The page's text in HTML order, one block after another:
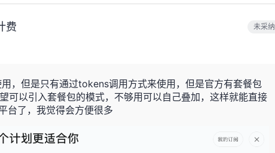
费 未采纳
，但是只有通过tokens调用方式来使用，但是官方有套餐包
可以引入套餐包的模式，不够用可以自己叠加，这样就能直接
台了，我觉得会方便很多